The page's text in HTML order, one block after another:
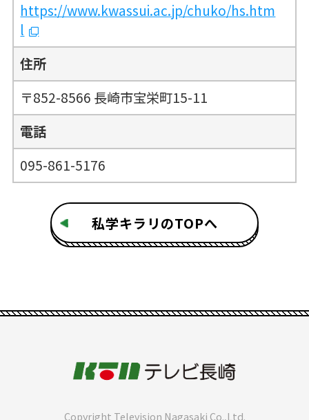
https://www.kwassui.ac.jp/chuko/hs.htm
l
住所
〒852-8566 長崎市宝栄町15-11
電話
095-861-5176
私学キラリのTOPへ
Copyright Television Nagasaki Co.,Ltd.